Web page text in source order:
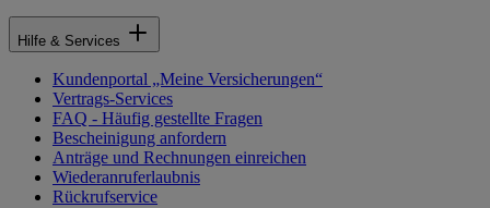
Hilfe & Services
Kundenportal „Meine Versicherungen“
Vertrags-Services
FAQ - Häufig gestellte Fragen
Bescheinigung anfordern
Anträge und Rechnungen einreichen
Wiederanruferlaubnis
Rückrufservice